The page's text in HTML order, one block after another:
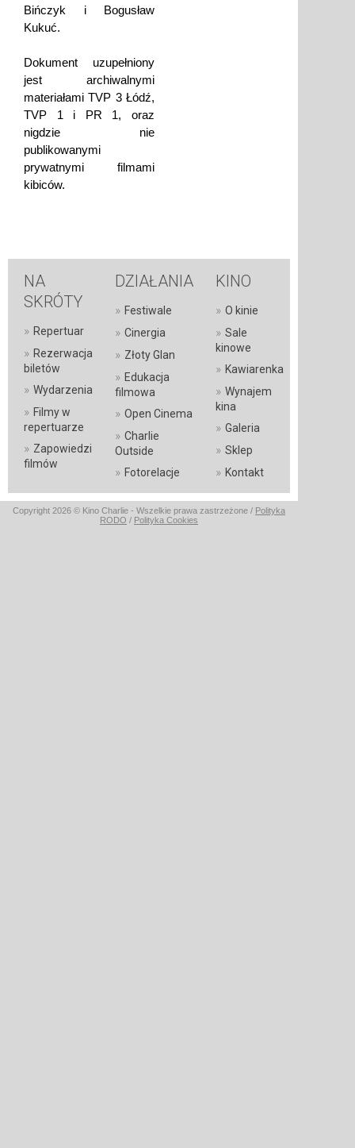
Bińczyk i Bogusław
Kukuć.
Dokument uzupełniony
jest archiwalnymi
materiałami TVP 3 Łódź,
TVP 1 i PR 1, oraz
nigdzie nie
publikowanymi
prywatnymi filmami
kibiców.
NA
SKRÓTY
» Repertuar
» Rezerwacja
biletów
» Wydarzenia
» Filmy w
repertuarze
» Zapowiedzi
filmów
DZIAŁANIA
» Festiwale
» Cinergia
» Złoty Glan
» Edukacja
filmowa
» Open Cinema
» Charlie
Outside
» Fotorelacje
KINO
» O kinie
» Sale
kinowe
» Kawiarenka
» Wynajem
kina
» Galeria
» Sklep
» Kontakt
Copyright 2026 © Kino Charlie - Wszelkie prawa zastrzeżone / Polityka
RODO / Polityka Cookies